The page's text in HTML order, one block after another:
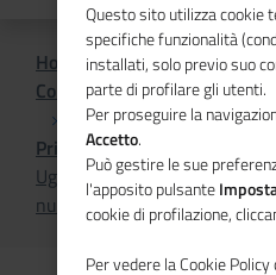
Home
Comunicazione istituzionale
Primo Piano
Uguaglianza di genere e
nuovo numero di Mosaico
Questo sito utilizza cookie
specifiche funzionalità
installati, solo previo suo
parte di profilare gli utenti.
Per proseguire la
Accetto.
Può gestire le sue
l'apposito pulsante
cookie di profilazione,
Per vedere la Cookie